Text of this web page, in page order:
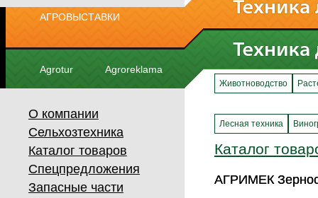
АГРОВЫСТАВКИ
Agrotur Agroreklama
О компании
Сельхозтехника
Каталог товаров
Спецпредложения
Запасные части
Животноводство
Лесная техника
Каталог
АГРИМЕК
АГРИМЕК